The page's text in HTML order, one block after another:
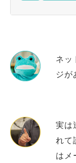
ネッ
ジ
実は
れて
はメ